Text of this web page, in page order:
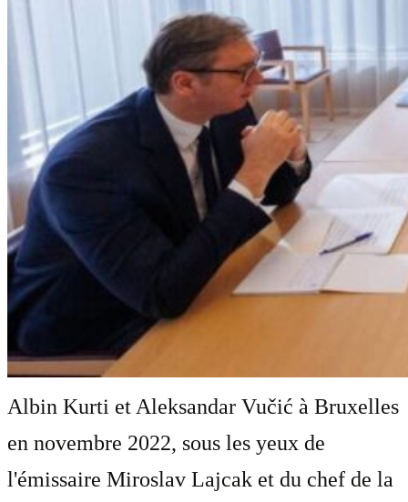
Albin Kurti et Aleksandar Vučić à Bruxelles
en novembre 2022, sous les yeux de
l'émissaire Miroslav Lajcak et du chef de la